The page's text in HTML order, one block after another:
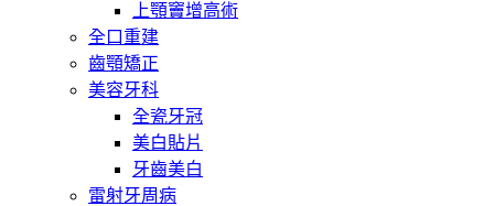
上顎竇增高術
全口重建
齒顎矯正
美容牙科
全瓷牙冠
美白貼片
牙齒美白
雷射牙周病